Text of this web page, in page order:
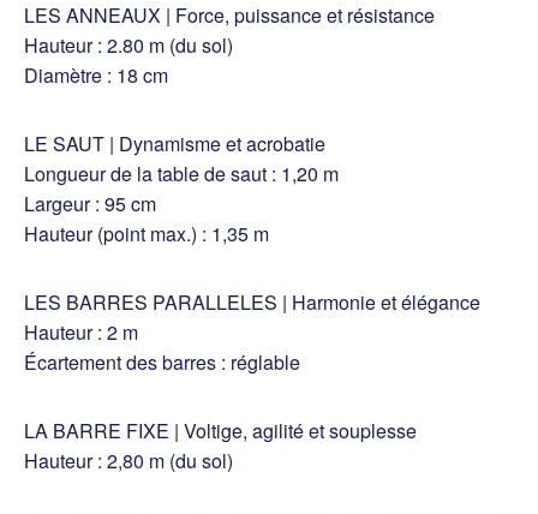
LES ANNEAUX | Force, puissance et résistance
Hauteur : 2.80 m (du sol)
Diamètre : 18 cm
LE SAUT | Dynamisme et acrobatie
Longueur de la table de saut : 1,20 m
Largeur : 95 cm
Hauteur (point max.) : 1,35 m
LES BARRES PARALLELES | Harmonie et élégance
Hauteur : 2 m
Écartement des barres : réglable
LA BARRE FIXE | Voltige, agilité et souplesse
Hauteur : 2,80 m (du sol)